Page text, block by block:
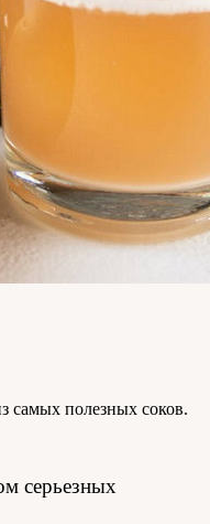
самых полезных соков.
серьезных